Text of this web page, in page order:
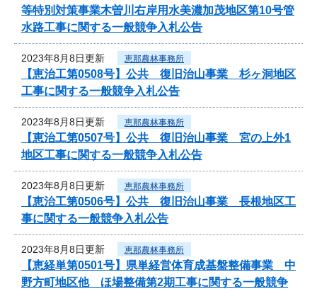
等特別対策事業木曽川右岸用水美濃加茂地区第10号管
水路工事に関する一般競争入札公告
2023年8月8日更新 恵那農林事務所
【恵治工第0508号】公共 復旧治山事業 杉ヶ洞地区
工事に関する一般競争入札公告
2023年8月8日更新 恵那農林事務所
【恵治工第0507号】公共 復旧治山事業 宮の上外1
地区工事に関する一般競争入札公告
2023年8月8日更新 恵那農林事務所
【恵治工第0506号】公共 復旧治山事業 長根地区工
事に関する一般競争入札公告
2023年8月8日更新 恵那農林事務所
【恵経単第0501号】県単経営体育成基盤整備事業 中
野方町地区他 ほ場整備第2期工事に関する一般競争